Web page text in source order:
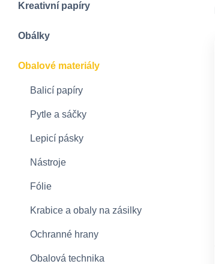
Kreativní papíry
Obálky
Obalové materiály
Balicí papíry
Pytle a sáčky
Lepicí pásky
Nástroje
Fólie
Krabice a obaly na zásilky
Ochranné hrany
Obalová technika